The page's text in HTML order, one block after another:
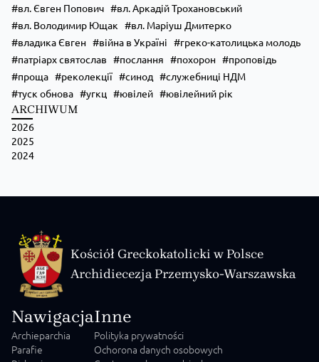
вл. Євген Попович
вл. Аркадій Трохановський
вл. Володимир Ющак
вл. Маріуш Дмитерко
владика Євген
війна в Україні
греко-католицька молодь
патріарх святослав
послання похорон
проповідь
проща
реколекції синод
служебниці НДМ
туск обнова
угкц ювілей ювілейний рік
ARCHIWUM
2026
2025
2024
Kościół Greckokatolicki w Polsce
Archidiecezja Przemysko-Warszawska
Nawigacja
Archieparchia
Parafie
Inne
Polityka prywatności
Ochorona danych osobowych